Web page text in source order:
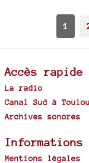
1
Accès rapide
La radio
Canal Sud à
Archives sonores
Informations
Mentions légales